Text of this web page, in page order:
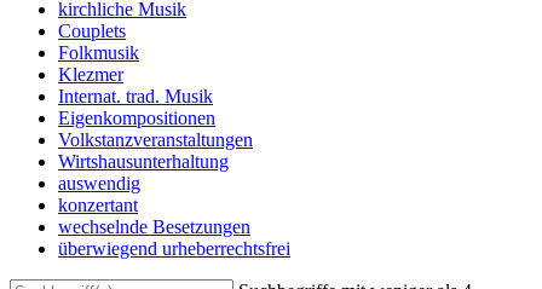
kirchliche Musik
Couplets
Folkmusik
Klezmer
Internat. trad. Musik
Eigenkompositionen
Volkstanzveranstaltungen
Wirtshausunterhaltung
auswendig
konzertant
wechselnde Besetzungen
überwiegend urheberrechtsfrei